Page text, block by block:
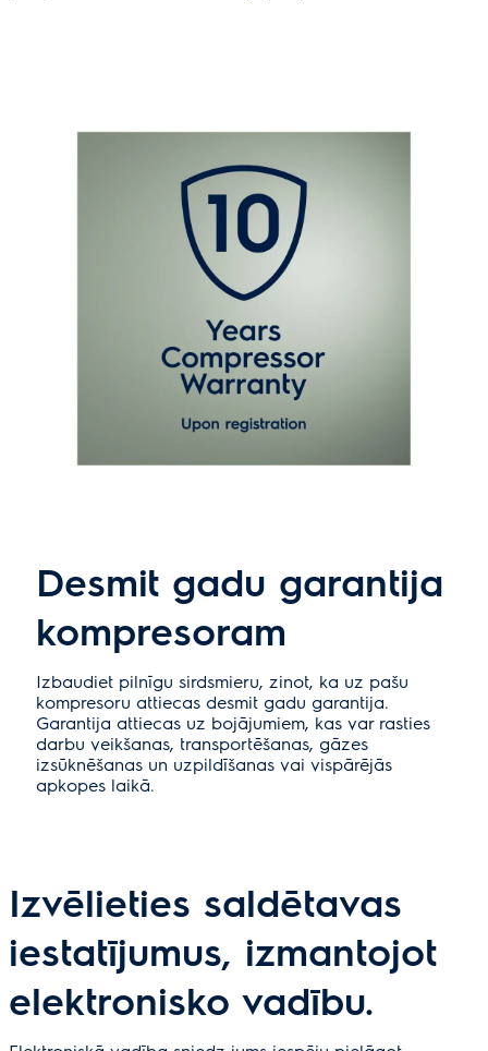
Desmit gadu garantija
kompresoram
Izbaudiet pilnīgu sirdsmieru, zinot, ka uz pašu
kompresoru attiecas desmit gadu garantija.
Garantija attiecas uz bojājumiem, kas var rasties
darbu veikšanas, transportēšanas, gāzes
izsūknēšanas un uzpildīšanas vai vispārējās
apkopes laikā.
Izvēlieties saldētavas
iestatījumus, izmantojot
elektronisko vadību.